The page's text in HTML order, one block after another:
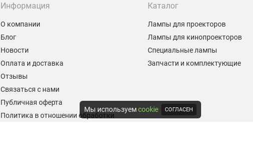
Информация
О компании
Блог
Новости
Оплата и доставка
Отзывы
Связаться с нами
Публичная оферта
Политика в отношении обработки
Каталог
Лампы для проекторов
Лампы для кинопроекторов
Специальные лампы
Запчасти и комплектующие
Мы используемcookie СОГЛАСЕН